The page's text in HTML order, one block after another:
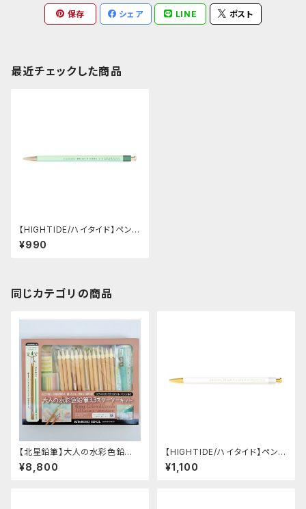
保存 シェア LINE ポスト
最近チェックした商品
【HIGHTIDE/ハイタイド】ペンコ
プライムティンバー(ミント)
¥990
同じカテゴリの商品
【北星鉛筆】大人の水彩色鉛筆
3.3スターターキット
¥8,800
【HIGHTIDE/ハイタイド】ペンコ
プライムティンバー・ブラス (ホ
ワイト)
¥1,100